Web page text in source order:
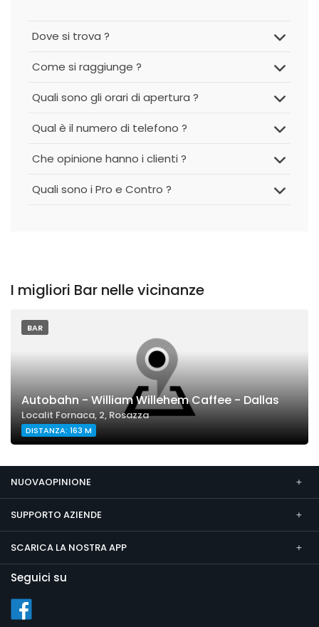
Dove si trova ?
Come si raggiunge ?
Quali sono gli orari di apertura ?
Qual è il numero di telefono ?
Che opinione hanno i clienti ?
Quali sono i Pro e Contro ?
I migliori Bar nelle vicinanze
BAR
Autobahn - William Willehem Caffee - Dallas
Localit Fornaca, 2, Rosazza
DISTANZA: 163 M
NUOVAOPINIONE
SUPPORTO AZIENDE
SCARICA LA NOSTRA APP
Seguici su